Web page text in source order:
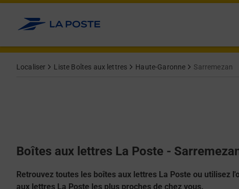
Allez au contenu
Localiser Liste Boîtes aux lettres Haute-Garonne Sarremezan
Boîtes aux lettres La Poste -
Retrouvez toutes les boîtes aux lettres La Poste ou utilisez
aux lettres La Poste les plus proches de chez vous.